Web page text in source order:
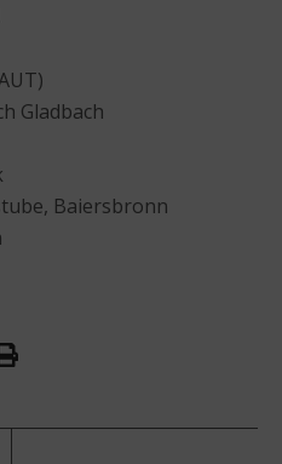
Gladbach
Baiersbronn